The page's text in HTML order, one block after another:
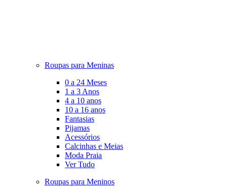
Roupas para Meninas
0 a 24 Meses
1 a 3 Anos
4 a 10 anos
10 a 16 anos
Fantasias
Pijamas
Acessórios
Calcinhas e Meias
Moda Praia
Ver Tudo
Roupas para Meninos